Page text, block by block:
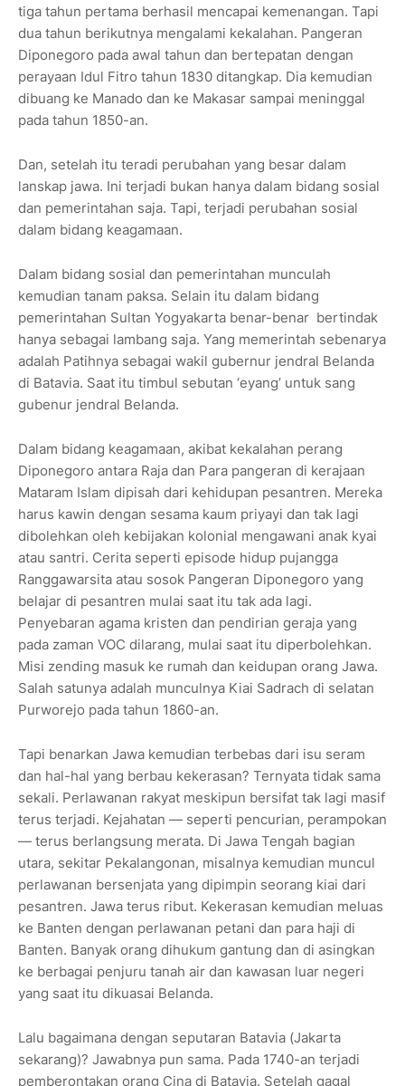
tiga tahun pertama berhasil mencapai kemenangan. Tapi
dua tahun berikutnya mengalami kekalahan. Pangeran
Diponegoro pada awal tahun dan bertepatan dengan
perayaan Idul Fitro tahun 1830 ditangkap. Dia kemudian
dibuang ke Manado dan ke Makasar sampai meninggal
pada tahun 1850-an.
Dan, setelah itu teradi perubahan yang besar dalam
lanskap jawa. Ini terjadi bukan hanya dalam bidang sosial
dan pemerintahan saja. Tapi, terjadi perubahan sosial
dalam bidang keagamaan.
Dalam bidang sosial dan pemerintahan munculah
kemudian tanam paksa. Selain itu dalam bidang
pemerintahan Sultan Yogyakarta benar-benar bertindak
hanya sebagai lambang saja. Yang memerintah sebenarya
adalah Patihnya sebagai wakil gubernur jendral Belanda
di Batavia. Saat itu timbul sebutan ‘eyang’ untuk sang
gubenur jendral Belanda.
Dalam bidang keagamaan, akibat kekalahan perang
Diponegoro antara Raja dan Para pangeran di kerajaan
Mataram Islam dipisah dari kehidupan pesantren. Mereka
harus kawin dengan sesama kaum priyayi dan tak lagi
dibolehkan oleh kebijakan kolonial mengawani anak kyai
atau santri. Cerita seperti episode hidup pujangga
Ranggawarsita atau sosok Pangeran Diponegoro yang
belajar di pesantren mulai saat itu tak ada lagi.
Penyebaran agama kristen dan pendirian geraja yang
pada zaman VOC dilarang, mulai saat itu diperbolehkan.
Misi zending masuk ke rumah dan keidupan orang Jawa.
Salah satunya adalah munculnya Kiai Sadrach di selatan
Purworejo pada tahun 1860-an.
Tapi benarkan Jawa kemudian terbebas dari isu seram
dan hal-hal yang berbau kekerasan? Ternyata tidak sama
sekali. Perlawanan rakyat meskipun bersifat tak lagi masif
terus terjadi. Kejahatan — seperti pencurian, perampokan
— terus berlangsung merata. Di Jawa Tengah bagian
utara, sekitar Pekalangonan, misalnya kemudian muncul
perlawanan bersenjata yang dipimpin seorang kiai dari
pesantren. Jawa terus ribut. Kekerasan kemudian meluas
ke Banten dengan perlawanan petani dan para haji di
Banten. Banyak orang dihukum gantung dan di asingkan
ke berbagai penjuru tanah air dan kawasan luar negeri
yang saat itu dikuasai Belanda.
Lalu bagaimana dengan seputaran Batavia (Jakarta
sekarang)? Jawabnya pun sama. Pada 1740-an terjadi
pemberontakan orang Cina di Batavia. Setelah gagal